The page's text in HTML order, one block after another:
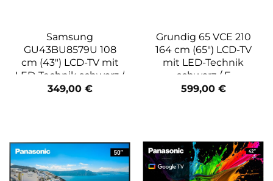
Samsung
GU43BU8579U 108
cm (43″) LCD-TV mit
LED-Technik schwarz /
G
349,00 €
Grundig 65 VCE 210
164 cm (65″) LCD-TV
mit LED-Technik
schwarz / F
599,00 €